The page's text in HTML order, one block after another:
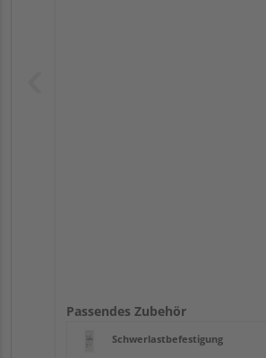
Passendes Zubehör
Schwerlastbefestigung